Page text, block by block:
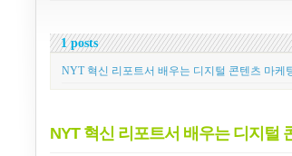
1 posts
NYT 혁신 리포트서 배우는 디지털 콘텐츠 마케
NYT 혁신 리포트서 배우는 디지털